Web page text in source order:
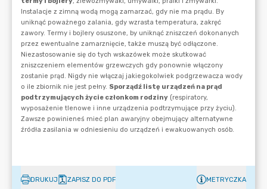
DRUKUJ ZAPISZ DO PDF METRYCZKA